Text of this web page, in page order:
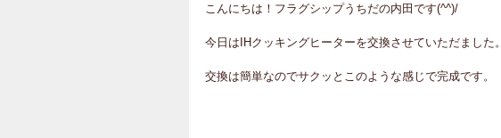
こんにちは！フラグシップうちだの内田です(^^)/
今日はIHクッキングヒーターを交換させていただました。
交換は簡単なのでサクッとこのような感じで完成です。